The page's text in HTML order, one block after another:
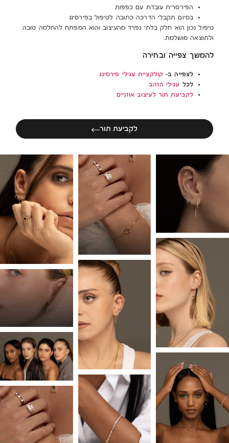
הפירסרית עובדת עם כפפות
בסיום תקבלי הדרכה כתובה לטיפול בפירסינג
טיפול נכון הוא חלק בלתי נפרד מהעיצוב והוא המפתח להחלמה טובה
ולתוצאה מושלמת.
להמשך צפייה ובחירה
לצפייה ב- קולקציית עגילי פירסינג
לכל עגילי הזהב
לקביעת תור לעיצוב אוזניים
לקביעת תור